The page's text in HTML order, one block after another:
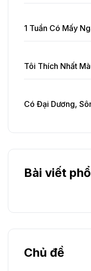
1 Tuần Có Mấy
Tôi Thích Nhất
Có Đại Dương,
Bài viết
Chủ đề